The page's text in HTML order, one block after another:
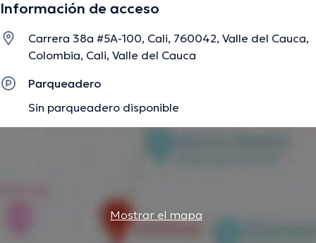
compartido en múltiples conferencias con la intención de
especialización y ha compartido importantes
publicaciones. Para finalizar, el profesional de la salud
puede hablar Español en su consultorio.
Información de acceso
Carrera 38a #5A-100, Cali, 760042, Valle del Cauca,
Colombia, Cali, Valle del Cauca
Parqueadero
Sin parqueadero disponible
Mostrar el mapa